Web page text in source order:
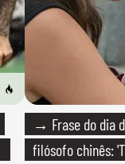
→ Frase do dia
filósofo chinês: